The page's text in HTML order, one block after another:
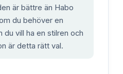
är bättre än Habo
du behöver en
du vill ha en stilren och
är detta rätt val.